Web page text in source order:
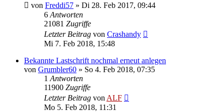
von Freddi57 » Di 28. Feb 2017, 09:44
6 Antworten
21081 Zugriffe
Letzter Beitrag von Crashandy
Mi 7. Feb 2018, 15:48
Bekannte Lastschrift nochmal erneut anlegen
von Grumbler60 » So 4. Feb 2018, 07:35
1 Antworten
11900 Zugriffe
Letzter Beitrag von ALF
Mo 5. Feb 2018, 11:31